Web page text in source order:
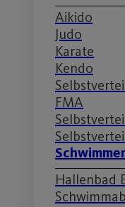
Aikido
Judo
Karate
Kendo
FMA
Hallenbad